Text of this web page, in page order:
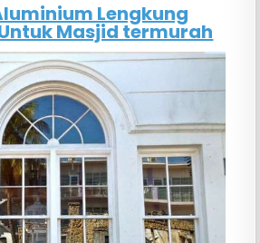
Lengkung
Masjid termurah